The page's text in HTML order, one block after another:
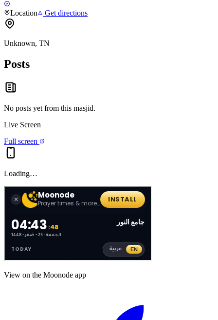
Location Get directions
Unknown, TN
Posts
No posts yet from this masjid.
Live Screen
Full screen
Loading…
View on the Moonode app